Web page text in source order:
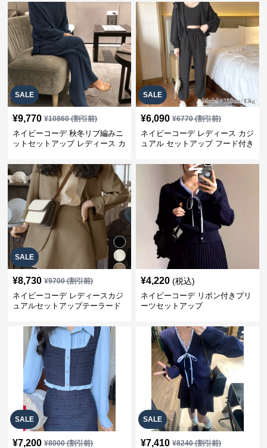
SALE
¥9,770 ¥10860(割引前)
ネイビーコーデ 秋冬リブ編みニ
ットセットアップ レディース カ
SALE
¥6,090 ¥6770(割引前)
ネイビーコーデ レディース カジ
ュアル セットアップ フード付き
SALE
¥8,730 ¥9700(割引前)
ネイビーコーデ レディースカジ
ュアルセットアップテーラード
¥4,220 (税込)
ネイビーコーデ リボン付きプリ
ーツセットアップ
SALE
¥7,200 ¥8000(割引前)
SALE
¥7,410 ¥8240(割引前)